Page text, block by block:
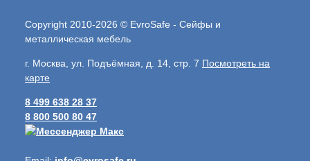
Copyright 2010-2026 © EvroSafe - Сейфы и
металлическая мебель
г. Москва, ул. Подъёмная, д. 14, стр. 7 Посмотреть на
карте
8 499 638 28 37
8 800 500 80 47